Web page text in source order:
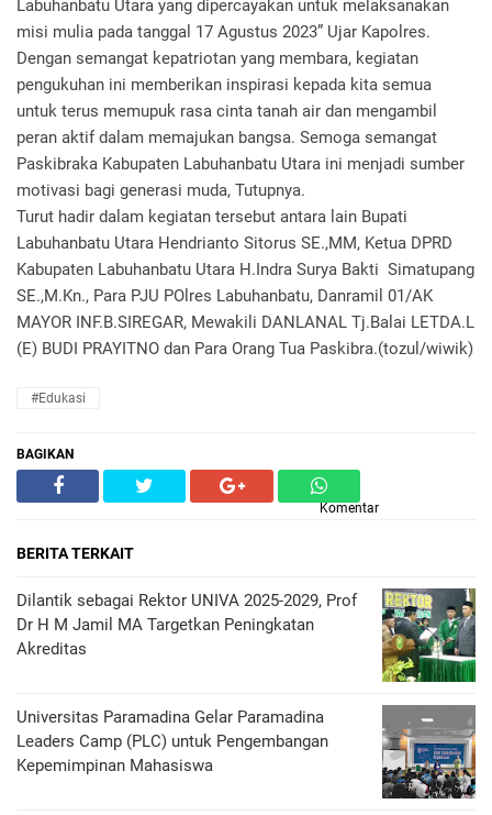
Labuhanbatu Utara yang dipercayakan untuk melaksanakan
misi mulia pada tanggal 17 Agustus 2023” Ujar Kapolres.
Dengan semangat kepatriotan yang membara, kegiatan
pengukuhan ini memberikan inspirasi kepada kita semua
untuk terus memupuk rasa cinta tanah air dan mengambil
peran aktif dalam memajukan bangsa. Semoga semangat
Paskibraka Kabupaten Labuhanbatu Utara ini menjadi sumber
motivasi bagi generasi muda, Tutupnya.
Turut hadir dalam kegiatan tersebut antara lain Bupati
Labuhanbatu Utara Hendrianto Sitorus SE.,MM, Ketua DPRD
Kabupaten Labuhanbatu Utara H.Indra Surya Bakti Simatupang
SE.,M.Kn., Para PJU POlres Labuhanbatu, Danramil 01/AK
MAYOR INF.B.SIREGAR, Mewakili DANLANAL Tj.Balai LETDA.L
(E) BUDI PRAYITNO dan Para Orang Tua Paskibra.(tozul/wiwik)
#Edukasi
BAGIKAN
Komentar
BERITA TERKAIT
Dilantik sebagai Rektor UNIVA 2025-2029, Prof
Dr H M Jamil MA Targetkan Peningkatan
Akreditas
Universitas Paramadina Gelar Paramadina
Leaders Camp (PLC) untuk Pengembangan
Kepemimpinan Mahasiswa